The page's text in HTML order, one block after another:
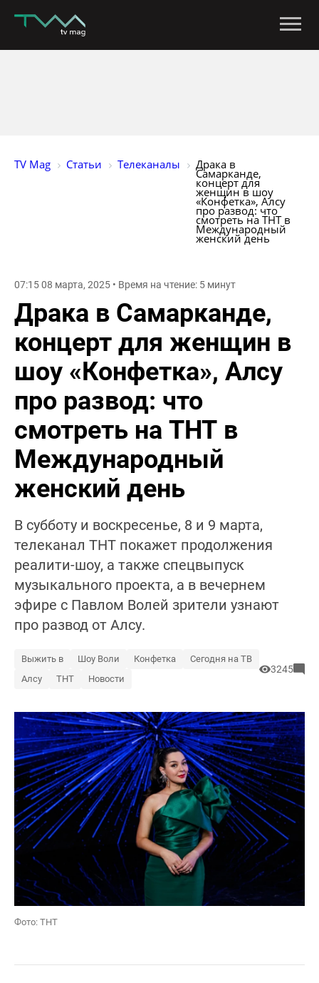
TV Mag Статьи Телеканалы Драка в
Самарканде,
концерт для
женщин в шоу
«Конфетка», Алсу
про развод: что
смотреть на ТНТ в
Международный
женский день
07:15 08 марта, 2025 • Время на чтение: 5 минут
Драка в Самарканде,
концерт для женщин в
шоу «Конфетка», Алсу
про развод: что
смотреть на ТНТ в
Международный
женский день
В субботу и воскресенье, 8 и 9 марта,
телеканал ТНТ покажет продолжения
реалити-шоу, а также спецвыпуск
музыкального проекта, а в вечернем
эфире с Павлом Волей зрители узнают
про развод от Алсу.
Выжить в Шоу Воли Конфетка
Сегодня на ТВ
Алсу
ТНТ Новости
3245
Фото: ТНТ